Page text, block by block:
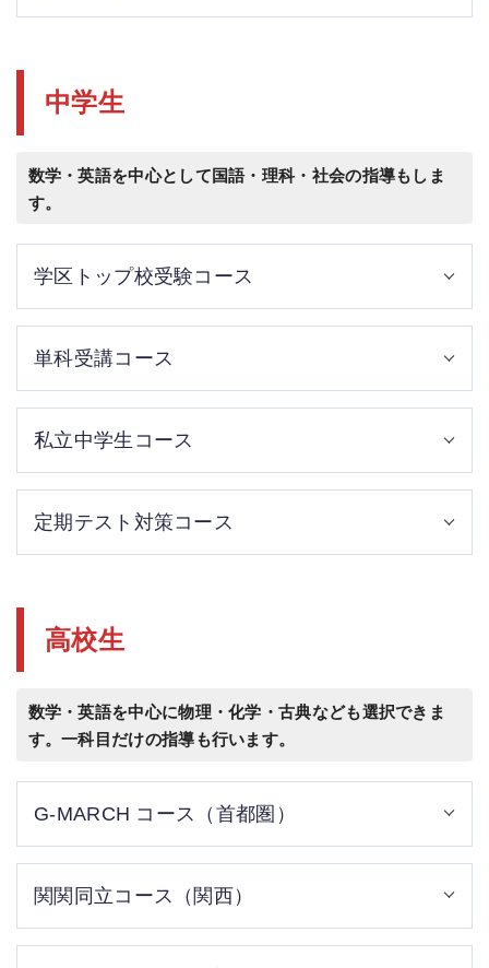
中学生
数学・英語を中心として国語・理科・社会の指導もしま
す。
学区トップ校受験コース
対象。中3の10月末に全課程を終了し、受験に備えます。
11月から総復習と入試問題の演習、解説を中心に指導し合
単科受講コース
したいなど、科目を絞って受講できます。
私立中学生コース
教科書（プログレス・ニュートレジャー・体系数学など）
に合わせ、
定期テスト対策コース
１年間の学習内容を整理し、テストで出題されるポイント
す。
高校生
数学・英語を中心に物理・化学・古典なども選択できま
す。一科目だけの指導も行います。
G-MARCH コース（首都圏）
ラムを組み、基本段階から入試レベルまで無理なく、効率
的に指導します。
関関同立コース（関西）